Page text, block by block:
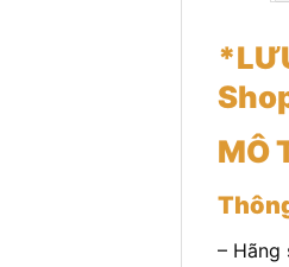
MÔ
– Hãng